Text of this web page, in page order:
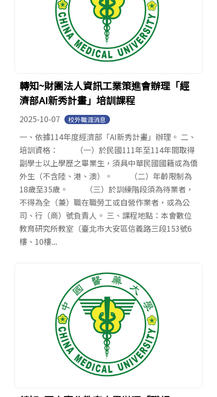
轉知~財團法人資訊工業策進會辦理「經
濟部AI新秀計畫」培訓課程
2025-10-07 校外職涯消息
一、依據114年度經濟部「AI新秀計畫」辦理。 二、
培訓資格： （一）於民國111年至114年間取得
副學士以上學歷之畢業生，須具中華民國國籍或為僑
外生（不含陸、港、澳）。 （二）年齡限制為
18歲至35歲。 （三）於訓練階段須為待業者，
不得為全（兼）職在職勞工或自營作業者，或為公
司、行（商）號負責人。 三、課程地點：本會數位
教育研究所教室（臺北市大安區信義路三段153號6
樓、10樓...